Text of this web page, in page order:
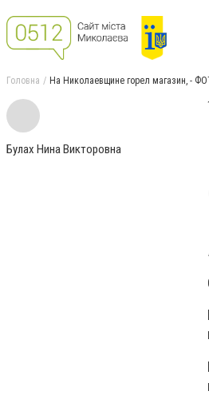
Головна На Николаевщине горел магазин, -
Булах Нина Викторовна